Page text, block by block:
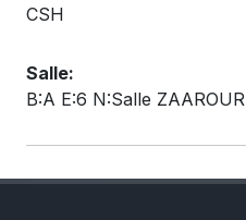
CSH
Salle:
B:A E:6 N:Salle ZAAROUR